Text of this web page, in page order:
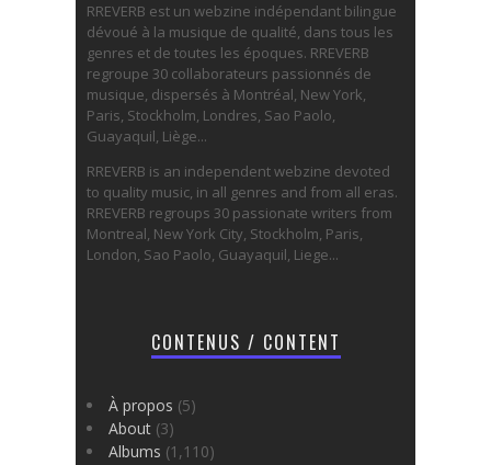
RREVERB est un webzine indépendant bilingue
dévoué à la musique de qualité, dans tous les
genres et de toutes les époques. RREVERB
regroupe 30 collaborateurs passionnés de
musique, dispersés à Montréal, New York,
Paris, Stockholm, Londres, Sao Paolo,
Guayaquil, Liège...
RREVERB is an independent webzine devoted
to quality music, in all genres and from all eras.
RREVERB regroups 30 passionate writers from
Montreal, New York City, Stockholm, Paris,
London, Sao Paolo, Guayaquil, Liege...
CONTENUS / CONTENT
À propos (5)
About (3)
Albums (1,110)